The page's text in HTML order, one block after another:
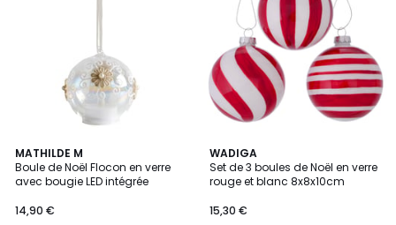
MATHILDE M
Boule de Noël Flocon en verre
avec bougie LED intégrée
14,90 €
WADIGA
Set de 3 boules de Noël en verre
rouge et blanc 8x8x10cm
15,30 €